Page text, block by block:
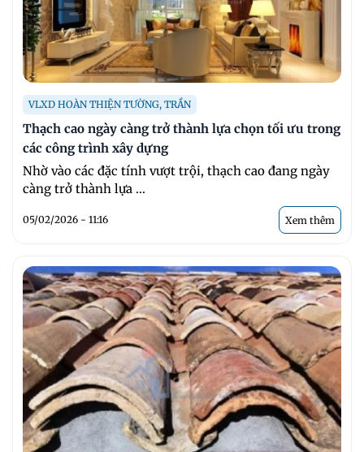
VLXD HOÀN THIỆN TƯỜNG, TRẦN
Thạch cao ngày càng trở thành lựa chọn tối ưu trong
các công trình xây dựng
Nhờ vào các đặc tính vượt trội, thạch cao đang ngày
càng trở thành lựa ...
05/02/2026 - 11:16 Xem thêm